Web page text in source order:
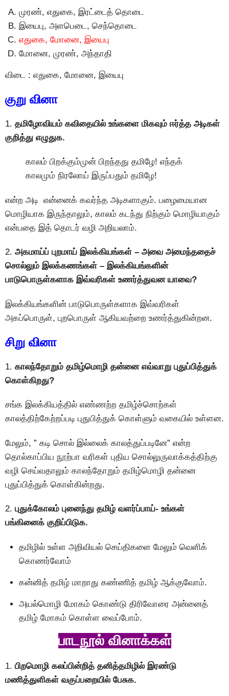
முரண், எதுகை, இரட்டைத் தொடை
இயைபு, அளபெடை, செந்தொடை
எதுகை, மோனை, இயைபு
மோனை, முரண், அந்தாதி
விடை : எதுகை, மோனை, இயைபு
குறு வினா
1. தமிழோவியம் கவிதையில் உங்களை மிகவும் ஈர்த்த அடிகள்
குறித்து எழுதுக.
காலம் பிறக்கும்முன் பிறந்தது தமிழே! எந்தக்
காலமும் நிரலோய் இருப்பதும் தமிழே!
என்ற அடி என்னைக் கவர்ந்த அடிகளாகும். பழைமையான
மொழியாக இருந்தாலும், காலம் கடந்து நிற்கும் மொழியாகும்
என்பதை இத் தொடர் வழி அறியலாம்.
2. அகமாய்ப் புறமாய் இலக்கியங்கள் – அவை அமைந்ததைச்
சொல்லும் இலக்கணங்கள் – இலக்கியங்களின்
பாடுபொருள்களாக இவ்வரிகள் உணர்த்துவன யாவை?
இலக்கியங்களின் பாடுபொருள்களாக இவ்வரிகள்
அகப்பொருள், புறபொருள் ஆகியவற்றை உணர்த்துகின்றன.
சிறு வினா
1. காலந்தோறும் தமிழ்மொழி தன்னை எவ்வாறு புதுப்பித்துக்
கொள்கிறது?
சங்க இலக்கியத்தில் எண்ணற்ற தமிழ்ச்சொற்கள்
காலத்திற்கேற்றப்படி புதுபித்துக் கொள்ளும் வகையில் உள்ளன.
மேலும், ” கடி சொல் இல்லைக் காலத்துப்படினே” என்ற
தொல்காப்பிய நூற்பா வரிகள் புதிய சொல்லுருவாக்கத்திற்கு
வழி செய்வதாலும் காலந்தோறும் தமிழ்மொழி தன்னை
புதுப்பித்துக் கொள்கின்றது.
2. புதுக்கோலம் புனைந்து தமிழ் வளர்ப்பாய்- உங்கள்
பங்கினைக் குறிப்பிடுக.
தமிழில் உள்ள அறிவியல் செய்திகளை மேலும் வெளிக்
கொணர்வோம்
கன்னித் தமிழ் மாறாது கண்ணித் தமிழ் ஆக்குவோம்.
அயல்மொழி மோகம் கொண்டு திரிவோரை அன்னைத்
தமிழ் மோகம் கொள்ள வைப்போம்.
பாடநூல் வினாக்கள்
1. பிறமொழி கலப்பின்றித் தனித்தமிழில் இரண்டு
மணித்துளிகள் வகுப்பறையில் பேசுக.